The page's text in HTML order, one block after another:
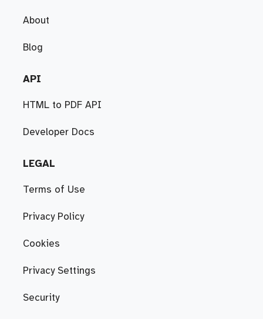
About
Blog
API
HTML to PDF API
Developer Docs
LEGAL
Terms of Use
Privacy Policy
Cookies
Privacy Settings
Security